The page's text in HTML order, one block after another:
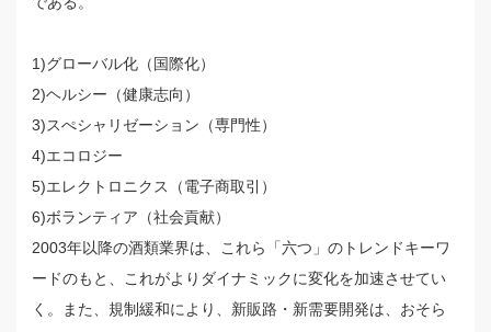
1)グローバル化（国際化）
2)ヘルシー（健康志向）
3)スぺシャリゼーション（専門性）
4)エコロジー
5)エレクトロニクス（電子商取引）
6)ボランティア（社会貢献）
2003年以降の酒類業界は、これら「六つ」のトレンドキーワ
ードのもと、これがよりダイナミックに変化を加速させてい
く。また、規制緩和により、新販路・新需要開発は、おそら